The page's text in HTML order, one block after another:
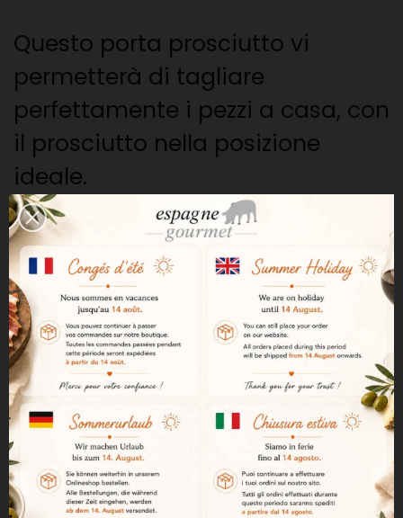
Questo porta prosciutto vi
permetterà di tagliare
perfettamente i pezzi a casa, con
il prosciutto nella posizione
ideale.
È facile da riporre e da pulire.
Porta prosciutto PRO:
- Sistema di rotazione. Permette
di girare facilmente il prosciutto.
- Facile da ripiegare, riduce lo
spazio di stoccaggio.
- Base in acciaio inox.Facile da
pulire.